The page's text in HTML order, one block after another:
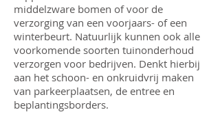
middelzware bomen of voor de
verzorging van een voorjaars- of een
winterbeurt. Natuurlijk kunnen ook alle
voorkomende soorten tuinonderhoud
verzorgen voor bedrijven. Denkt hierbij
aan het schoon- en onkruidvrij maken
van parkeerplaatsen, de entree en
beplantingsborders.